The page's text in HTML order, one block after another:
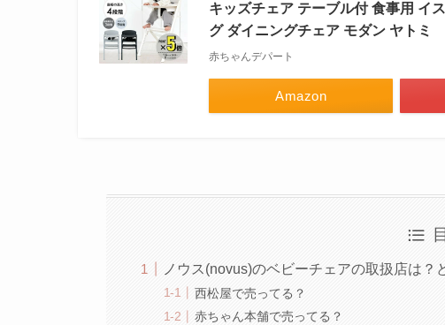
キッズチェア テーブル付 食事用 イ
グ ダイニングチェア モダン ヤトミ
赤ちゃんデパート
Amazon
ノウス(novus)のベビーチェアの取扱店は？
西松屋で売ってる？
赤ちゃん本舗で売ってる？